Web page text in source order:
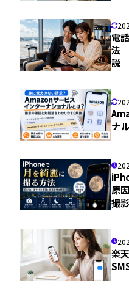
電
法
説
ナ
原
撮
楽